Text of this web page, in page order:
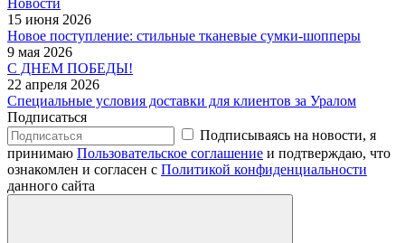
15 июня 2026
Новое поступление: стильные тканевые сумки-шопперы
9 мая 2026
С ДНЕМ ПОБЕДЫ!
22 апреля 2026
Специальные условия доставки для клиентов за Уралом
Подписаться
Подписываясь на новости, я
принимаю Пользовательское соглашение и подтверждаю, что
ознакомлен и согласен с Политикой конфиденциальности
данного сайта